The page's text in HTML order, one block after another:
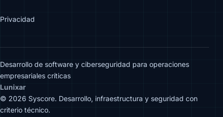
Privacidad
Desarrollo de software y ciberseguridad para operaciones
empresariales críticas
Lunixar
© 2026 Syscore. Desarrollo, infraestructura y seguridad con
criterio técnico.